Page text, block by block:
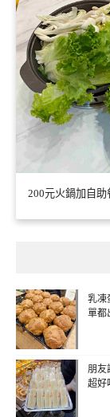
200元火鍋加自助
乳凍
單都
朋友
超好